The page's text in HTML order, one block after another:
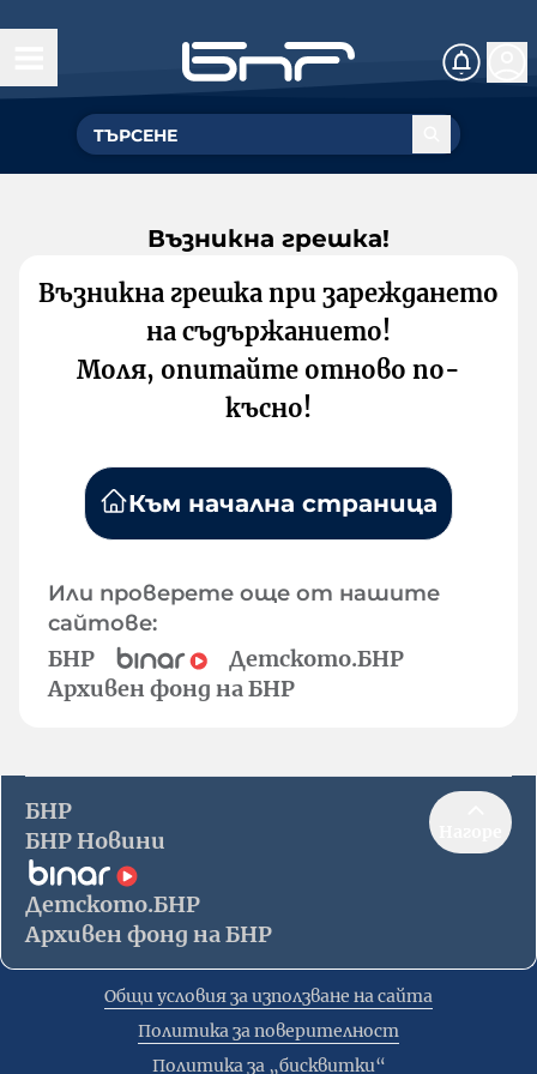
Възникна грешка!
Възникна грешка при зареждането
на съдържанието!
Моля, опитайте отново по-
късно!
Към начална страница
Или проверете още от нашите
сайтове:
БНР
Детското.БНР
Архивен фонд на БНР
БНР
БНР Новини
Детското.БНР
Архивен фонд на БНР
Общи условия за използване на сайта
Политика за поверителност
Политика за „бисквитки“